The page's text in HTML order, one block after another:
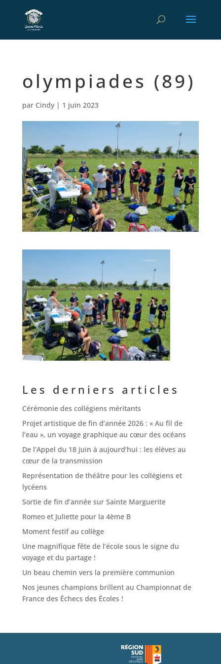
olympiades (89)
par Cindy| 1 juin 2023
Les derniers articles
Cérémonie des collégiens méritants
Projet artistique de fin d’année 2026 : « Au fil de
l’eau », un voyage graphique au cœur des océans
De l’Appel du 18 juin à aujourd’hui : les élèves au
cœur de la transmission
Représentation de théâtre pour les collégiens et
lycéens
Sortie de fin d’année sur Sainte Marguerite
Romeo et Juliette pour la 4ème B
Moment festif au collège
Une magnifique fête de l’école sous le signe du
voyage et du partage !
Un beau chemin vers la première communion
Nos jeunes champions brillent au Championnat de
France des Échecs des Écoles !